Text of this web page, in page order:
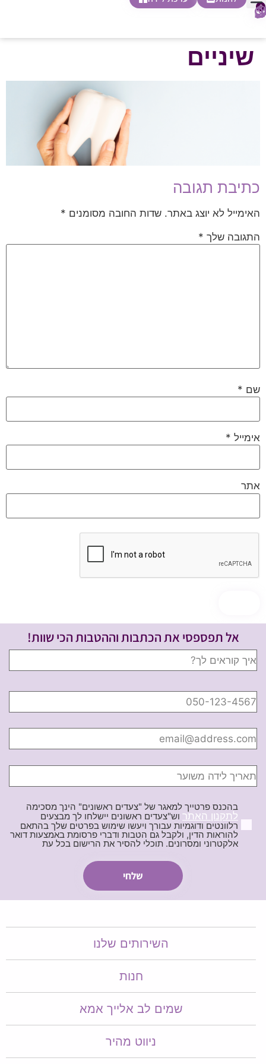
0
שיניים
כתיבת תגובה
האימייל לא יוצג באתר. שדות החובה מסומנים *
התגובה שלך *
שם *
אימייל *
אתר
אל תפספסי את הכתבות וההטבות הכי שוות!
בהכנס פרטייך למאגר של "צעדים ראשונים" הינך מסכימה
לתקנון האתר וש"צעדים ראשונים יישלחו לך מבצעים
רלוונטים ודוגמיות עבורך ויעשו שימוש בפרטים שלך בהתאם
להוראות הדין, ולקבל גם הטבות ודברי פרסומת באמצעות דואר
אלקטרוני ומסרונים. תוכלי להסיר את הרישום בכל עת
השירותים שלנו
חנות
שמים לב אלייך אמא​​
ניווט מהיר